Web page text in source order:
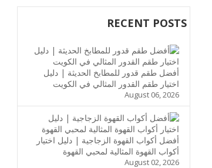
RECENT POSTS
أفضل طقم قدور للمطابخ الحديثة | دليل
اختيار طقم القدور المثالي في الكويت
August 06, 2026
أفضل أكواب القهوة الزجاجية | دليل اختيار
أكواب القهوة المثالية لمحبي القهوة
August 02, 2026